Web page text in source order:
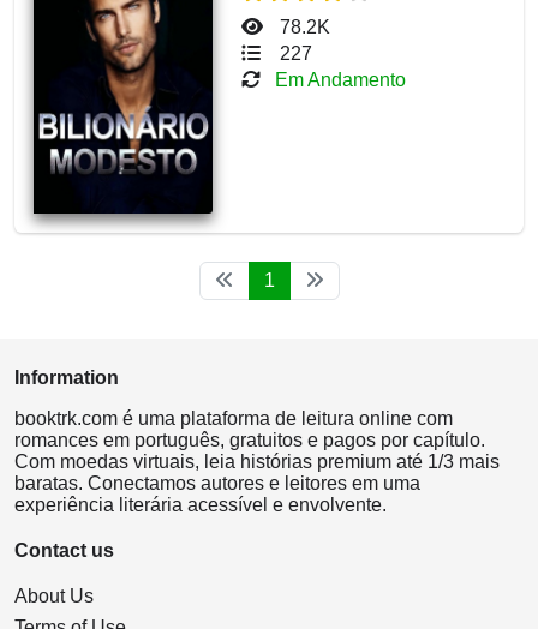
78.2K
227
Em Andamento
1
Information
booktrk.com é uma plataforma de leitura online com
romances em português, gratuitos e pagos por capítulo.
Com moedas virtuais, leia histórias premium até 1/3 mais
baratas. Conectamos autores e leitores em uma
experiência literária acessível e envolvente.
Contact us
About Us